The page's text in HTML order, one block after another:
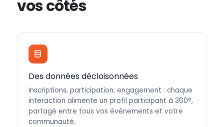
vos côtés
Des données décloisonnées
Inscriptions, participation, engagement : chaque
interaction alimente un profil participant à 360°,
partagé entre tous vos événements et votre
communauté.